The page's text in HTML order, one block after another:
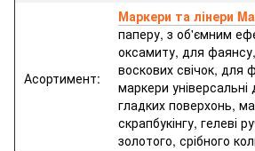
Асортимент:
Маркери та лінери
паперу, з об'ємним
оксамиту, для
воскових свічок, для
маркери
гладких поверхонь,
скрапбукінгу, гелеві
золотого, срібного